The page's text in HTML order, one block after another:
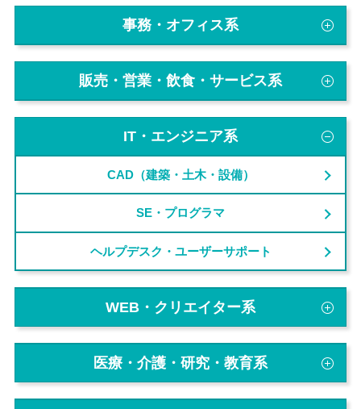
事務・オフィス系
販売・営業・飲食・サービス系
IT・エンジニア系
CAD（建築・土木・設備）
SE・プログラマ
ヘルプデスク・ユーザーサポート
WEB・クリエイター系
医療・介護・研究・教育系